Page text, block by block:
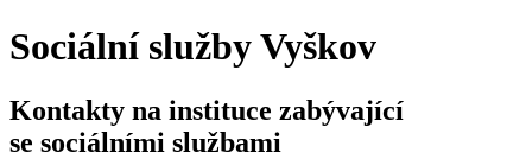
Sociální služby Vyškov
Kontakty na instituce zabývající
se sociálními službami